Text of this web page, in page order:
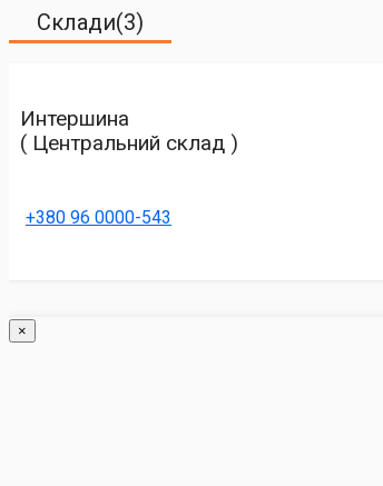
Склади(3)
Интершина
( Центральний склад )
+380 96 0000-543
×